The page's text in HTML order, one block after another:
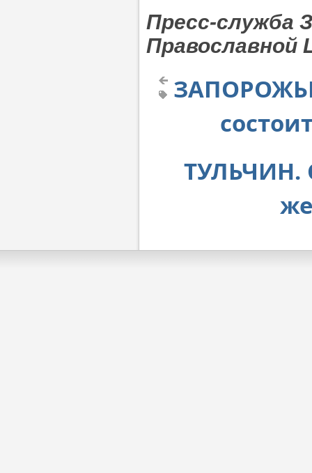
Пресс-служба
Православной
ТУЛЬЧИН.